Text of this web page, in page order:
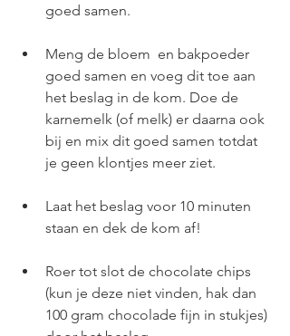
goed samen.
Meng de bloem  en bakpoeder
goed samen en voeg dit toe aan
het beslag in de kom. Doe de
karnemelk (of melk) er daarna ook
bij en mix dit goed samen totdat
je geen klontjes meer ziet.
Laat het beslag voor 10 minuten
staan en dek de kom af!
Roer tot slot de chocolate chips
(kun je deze niet vinden, hak dan
100 gram chocolade fijn in stukjes)